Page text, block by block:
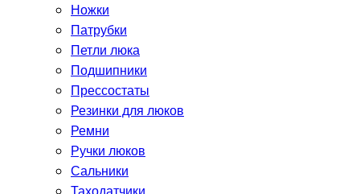
Ножки
Патрубки
Петли люка
Подшипники
Прессостаты
Резинки для люков
Ремни
Ручки люков
Сальники